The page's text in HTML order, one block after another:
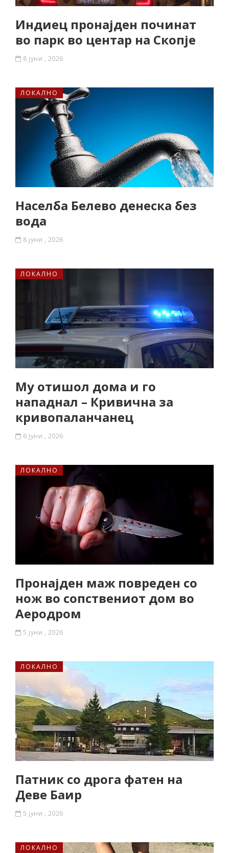
Индиец пронајден починат
во парк во центар на Скопје
8 јуни , 2026
ЛОКАЛНО
Населба Белево денеска без
вода
8 јуни , 2026
ЛОКАЛНО
Му отишол дома и го
нападнал – Кривична за
кривопаланчанец
6 јуни , 2026
ЛОКАЛНО
Пронајден маж повреден со
нож во сопствениот дом во
Аеродром
5 јуни , 2026
ЛОКАЛНО
Патник со дрога фатен на
Деве Баир
5 јуни , 2026
ЛОКАЛНО